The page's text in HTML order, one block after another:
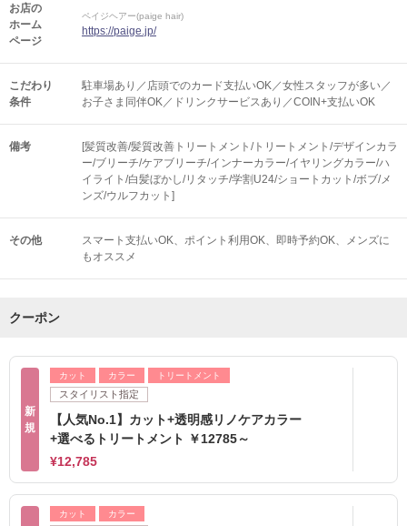
お店の
ホーム
ページ
ペイジヘアー(paige hair)
https://paige.jp/
こだわり
条件
駐車場あり／店頭でのカード支払いOK／女性スタッフが多い／
お子さま同伴OK／ドリンクサービスあり／COIN+支払いOK
備考
[髪質改善/髪質改善トリートメント/トリートメント/デザインカラ
ー/ブリーチ/ケアブリーチ/インナーカラー/イヤリングカラー/ハ
イライト/白髪ぼかし/リタッチ/学割U24/ショートカット/ボブ/メ
ンズ/ウルフカット]
その他 スマート支払いOK ポイント利用OK 即時予約OK
メンズに
もオススメ
クーポン
新
規
カット カラー トリートメント
スタイリスト指定
【人気No.1】カット+透明感リノケアカラー
+選べるトリートメント ￥12785～
¥12,785
カット カラー